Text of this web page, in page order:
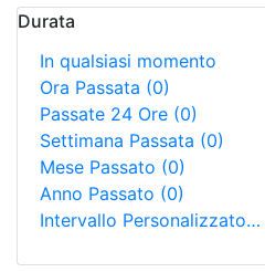
Durata
In qualsiasi momento
Ora Passata (0)
Passate 24 Ore (0)
Settimana Passata (0)
Mese Passato (0)
Anno Passato (0)
Intervallo Personalizzato…